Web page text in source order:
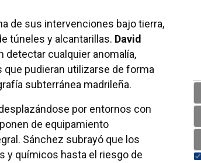
de sus intervenciones bajo tierra,
túneles y alcantarillas. David
detectar cualquier anomalía,
pudieran utilizarse de forma
subterránea madrileña.
por entornos con
de equipamiento
Sánchez subrayó que los
y químicos hasta el riesgo de